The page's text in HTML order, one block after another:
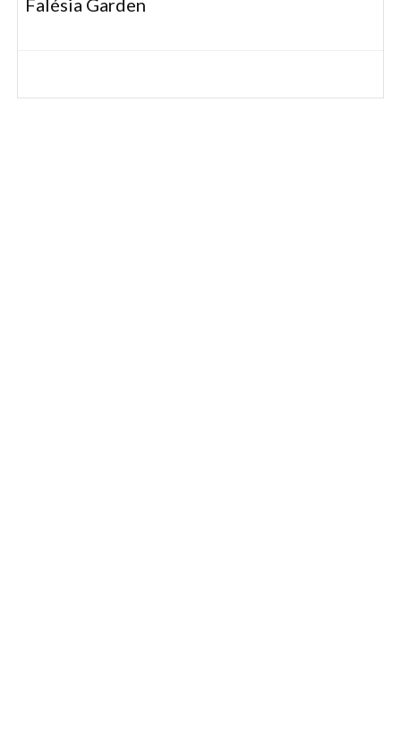
Falésia Garden